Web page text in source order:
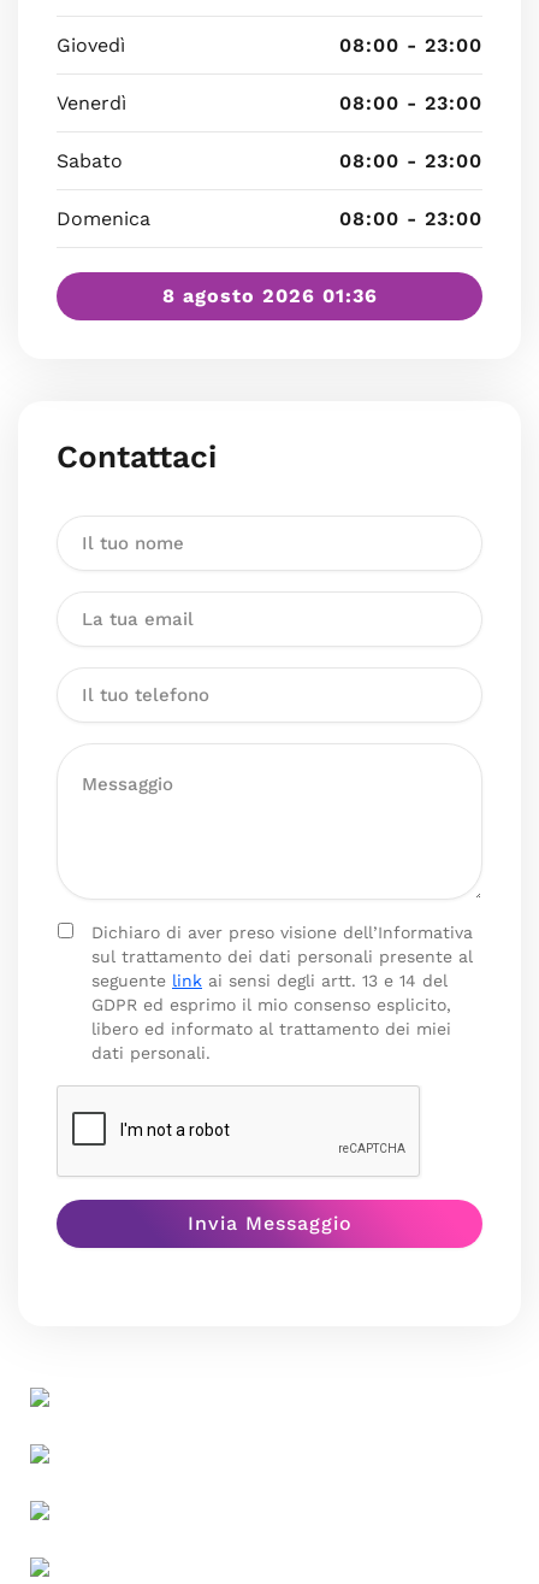
Giovedì 08:00 - 23:00
Venerdì 08:00 - 23:00
Sabato 08:00 - 23:00
Domenica 08:00 - 23:00
8 agosto 2026 01:36
Contattaci
Dichiaro di aver preso visione dell’Informativa
sul trattamento dei dati personali presente al
seguente link ai sensi degli artt. 13 e 14 del
GDPR ed esprimo il mio consenso esplicito,
libero ed informato al trattamento dei miei
dati personali.